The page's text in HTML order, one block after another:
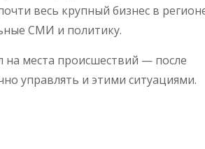
весь крупный бизнес в
СМИ и политику.
на места происшествий — после
управлять и этими ситуациями.